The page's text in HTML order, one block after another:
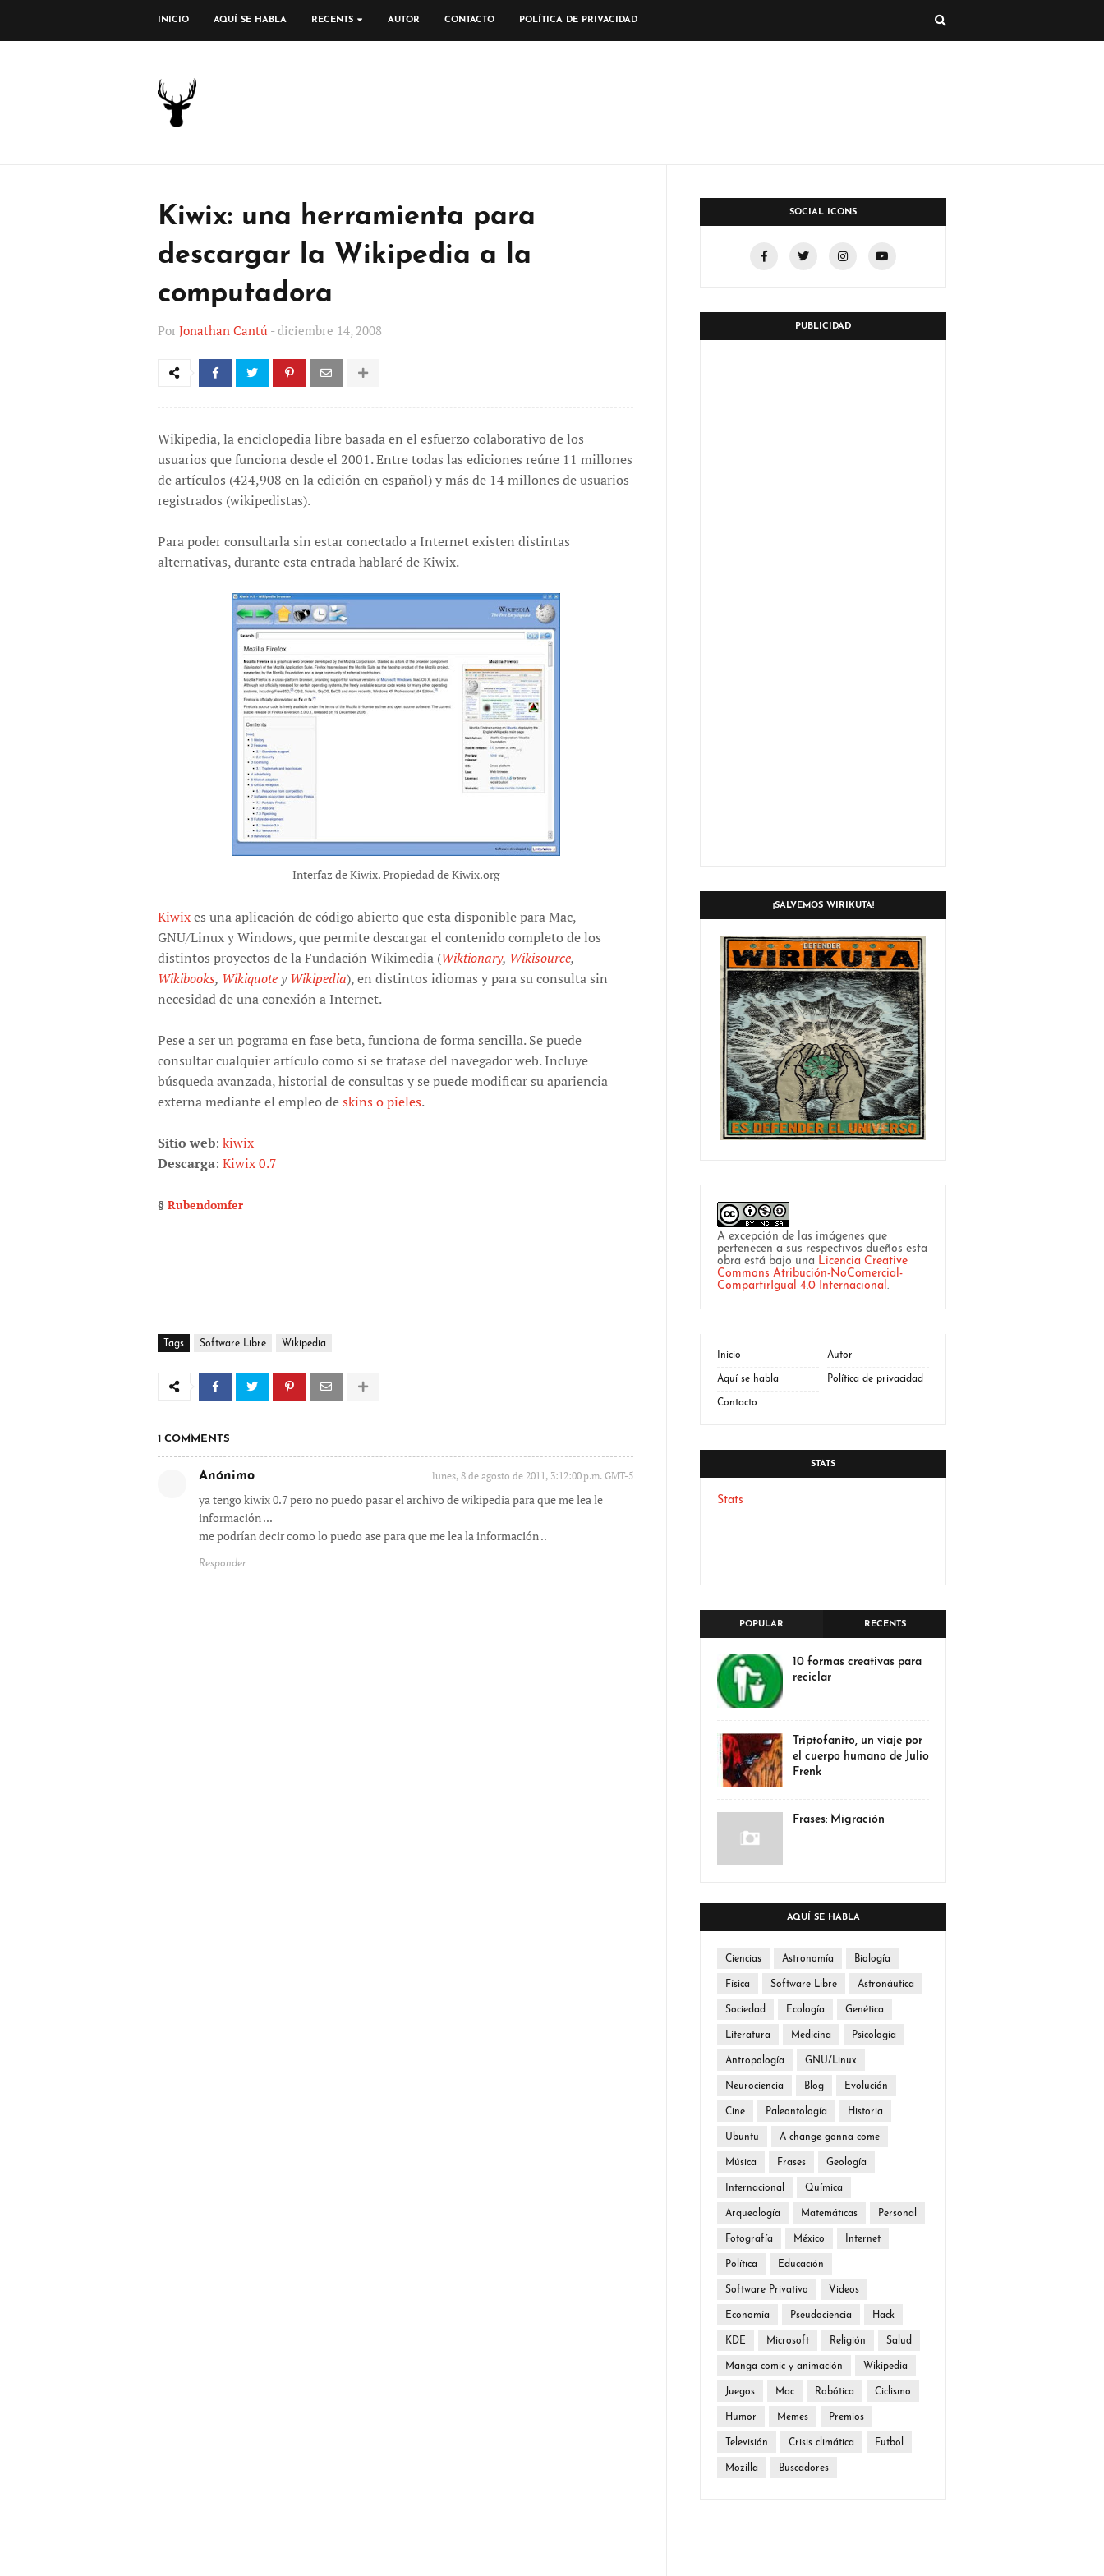
INICIO AQUÍ SE HABLA RECENTS AUTOR CONTACTO POLÍTICA DE PRIVACIDAD
Kiwix: una herramienta para
descargar la Wikipedia a la
computadora
PorJonathan Cantú -diciembre 14, 2008
Wikipedia, la enciclopedia libre basada en el esfuerzo colaborativo de los
usuarios que funciona desde el 2001. Entre todas las ediciones reúne 11 millones
de artículos (424,908 en la edición en español) y más de 14 millones de usuarios
registrados (wikipedistas).
Para poder consultarla sin estar conectado a Internet existen distintas
alternativas, durante esta entrada hablaré de Kiwix.
Interfaz de Kiwix. Propiedad de Kiwix.org
Kiwixes una aplicación de código abierto que esta disponible para Mac,
GNU/Linux y Windows, que permite descargar el contenido completo de los
distintos proyectos de la Fundación Wikimedia (Wiktionary, Wikisource,
Wikibooks, WikiquoteyWikipedia), en distintos idiomas y para su consulta sin
necesidad de una conexión a Internet.
Pese a ser un pograma en fase beta, funciona de forma sencilla. Se puede
consultar cualquier artículo como si se tratase del navegador web. Incluye
búsqueda avanzada, historial de consultas y se puede modificar su apariencia
externa mediante el empleo deskins o pieles.
Sitio web: kiwix
Descarga: Kiwix 0.7
§ Rubendomfer
Tags Software Libre Wikipedia
1 COMMENTS
Anónimo lunes, 8 de agosto de 2011, 3:12:00 p.m. GMT-5
ya tengo kiwix 0.7 pero no puedo pasar el archivo de wikipedia para que me lea le
información ...
me podrían decir como lo puedo ase para que me lea la información ..
Responder
SOCIAL ICONS
PUBLICIDAD
¡SALVEMOS WIRIKUTA!
A excepción de las imágenes que
pertenecen a sus respectivos dueños esta
obra está bajo una Licencia Creative
Commons Atribución-NoComercial-
CompartirIgual 4.0 Internacional.
Inicio Autor
Aquí se habla Política de privacidad
Contacto
STATS
Stats
POPULAR RECENTS
10 formas creativas para
reciclar
Triptofanito, un viaje por
el cuerpo humano de Julio
Frenk
Frases: Migración
AQUÍ SE HABLA
Ciencias Astronomía Biología
Física Software Libre Astronáutica
Sociedad Ecología Genética
Literatura Medicina Psicología
Antropología GNU/Linux
Neurociencia Blog Evolución
Cine Paleontología Historia
Ubuntu A change gonna come
Música Frases Geología
Internacional Química
Arqueología Matemáticas Personal
Fotografía México Internet
Política Educación
Software Privativo Videos
Economía Pseudociencia Hack
KDE Microsoft Religión Salud
Manga comic y animación Wikipedia
Juegos Mac Robótica Ciclismo
Humor Memes Premios
Televisión Crisis climática Futbol
Mozilla Buscadores